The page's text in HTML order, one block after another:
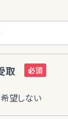
取
希望しない